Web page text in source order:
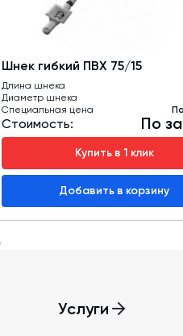
выбор
Шнек гибкий ПВХ 75/15
Длина шнека
Диаметр шнека
Специальная цена
Стоимость: По
Купить в 1 клик
Добавить в корзину
Услуги